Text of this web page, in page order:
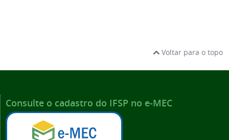
Voltar para o topo
Consulte o cadastro do IFSP no e-MEC